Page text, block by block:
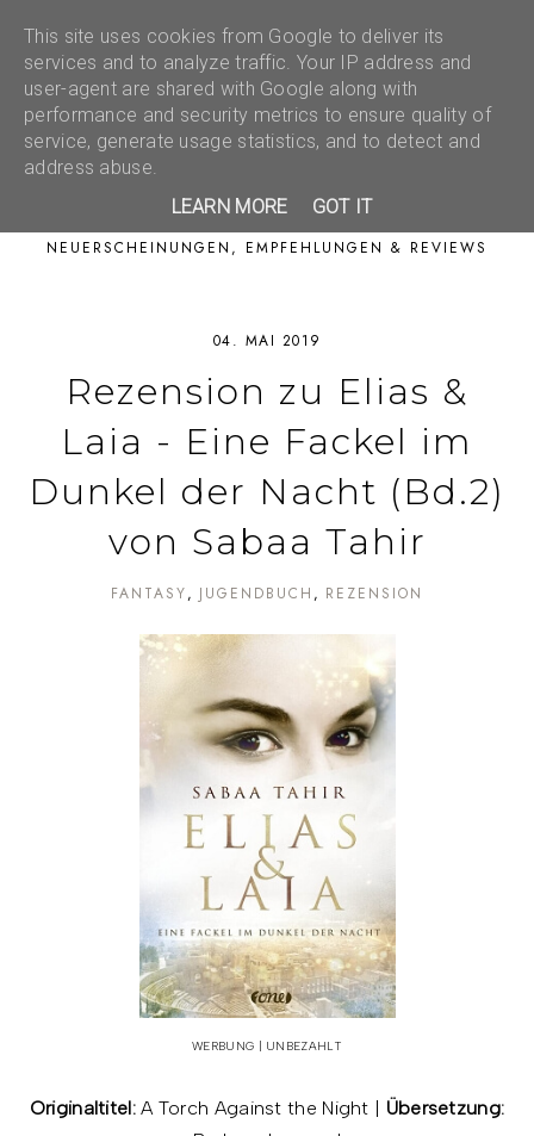
NEUERSCHEINUNGEN, EMPFEHLUNGEN & REVIEWS
04. MAI 2019
Rezension zu Elias &
Laia - Eine Fackel im
Dunkel der Nacht (Bd.2)
von Sabaa Tahir
FANTASY JUGENDBUCH REZENSION
WERBUNG | UNBEZAHLT
Originaltitel:A Torch Against the Night | Übersetzung:
This site uses cookies from Google to deliver its
services and to analyze traffic. Your IP address and
user-agent are shared with Google along with
performance and security metrics to ensure quality of
service, generate usage statistics, and to detect and
address abuse.
LEARN MORE
GOT IT